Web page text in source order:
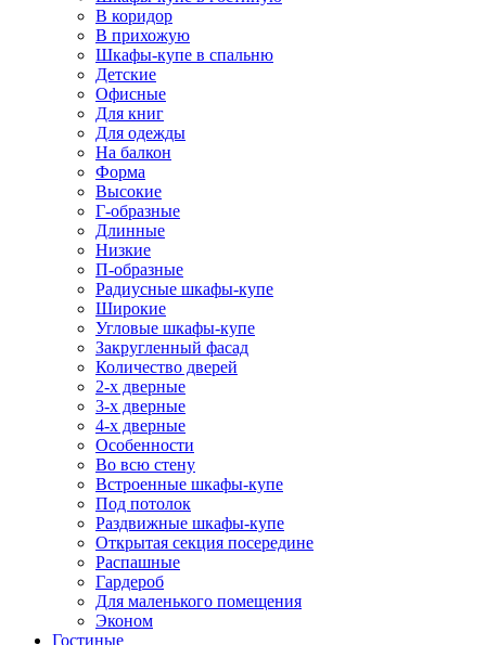
В коридор
В прихожую
Шкафы-купе в спальню
Детские
Офисные
Для книг
Для одежды
На балкон
Форма
Высокие
Г-образные
Длинные
Низкие
П-образные
Радиусные шкафы-купе
Широкие
Угловые шкафы-купе
Закругленный фасад
Количество дверей
2-х дверные
3-х дверные
4-х дверные
Особенности
Во всю стену
Встроенные шкафы-купе
Под потолок
Раздвижные шкафы-купе
Открытая секция посередине
Распашные
Гардероб
Для маленького помещения
Эконом
Гостиные